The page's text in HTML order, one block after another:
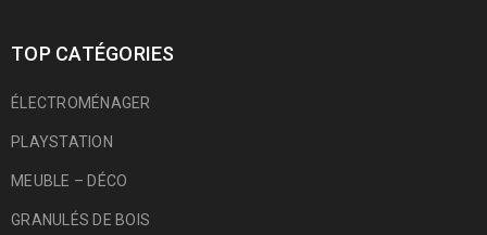
TOP CATÉGORIES
ÉLECTROMÉNAGER
PLAYSTATION
MEUBLE – DÉCO
GRANULÉS DE BOIS